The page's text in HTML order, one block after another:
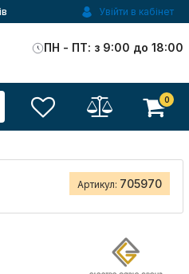
Увійти в кабінет
ПН - ПТ: з 9:00 до 18:00
0
Артикул: 705970